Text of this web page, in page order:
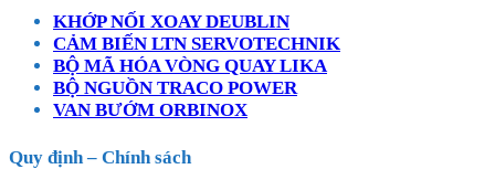
KHỚP NỐI XOAY DEUBLIN
CẢM BIẾN LTN SERVOTECHNIK
BỘ MÃ HÓA VÒNG QUAY LIKA
BỘ NGUỒN TRACO POWER
VAN BƯỚM ORBINOX
Quy định – Chính sách